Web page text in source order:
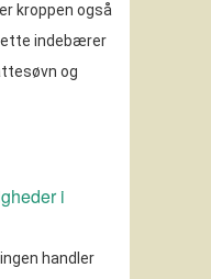
kroppen også
indebærer
og
i
handler